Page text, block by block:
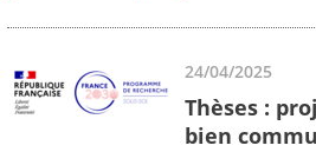
24/04/2025
Thèses :
bien